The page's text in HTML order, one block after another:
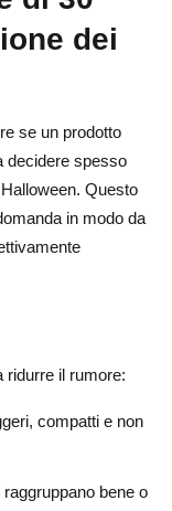
dei
se un prodotto
decidere spesso
Questo
in modo da
ridurre il rumore:
compatti e non
bene o